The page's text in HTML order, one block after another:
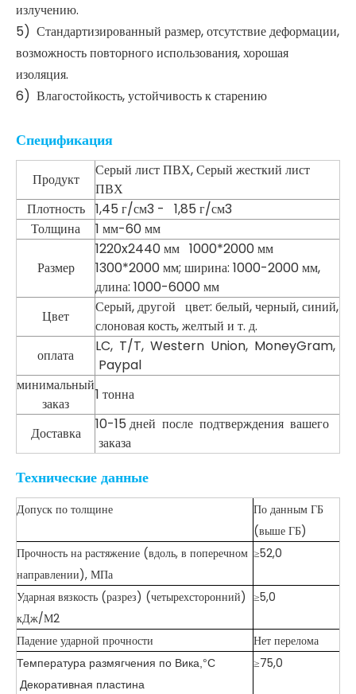
излучению.
5) Стандартизированный размер, отсутствие деформации,
возможность повторного использования, хорошая
изоляция.
6) Влагостойкость, устойчивость к старению
Спецификация
Продукт
Серый лист ПВХ, Серый жесткий лист
ПВХ
Плотность 1,45 г/см3 - 1,85 г/см3
Толщина
1 мм-60 мм
Размер
1220x2440 мм 1000*2000 мм
1300*2000 мм; ширина: 1000-2000 мм,
длина: 1000-6000 мм
Цвет
Серый, другой цвет: белый, черный, синий,
слоновая кость, желтый и т. д.
оплата
LC, T/T, Western Union, MoneyGram,
Paypal
минимальный
заказ
1 тонна
Доставка
10-15 дней после подтверждения вашего
заказа
Технические данные
Допуск по толщине
По данным ГБ
(выше ГБ)
Прочность на растяжение (вдоль, в поперечном
направлении), МПа
≥52,0
Ударная вязкость (разрез) (четырехсторонний)
кДж/М2
≥5,0
Падение ударной прочности Нет перелома
Температура размягчения по Вика,°C
Декоративная пластина
≥75,0